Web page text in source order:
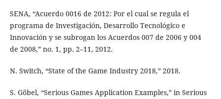
SENA, “Acuerdo 0016 de 2012: Por el cual se regula el
programa de Investigación, Desarrollo Tecnológico e
Innovación y se subrogan los Acuerdos 007 de 2006 y 004
de 2008,” no. 1, pp. 2–11, 2012.
N. Switch, “State of the Game Industry 2018,” 2018.
S. Göbel, “Serious Games Application Examples,” in Serious